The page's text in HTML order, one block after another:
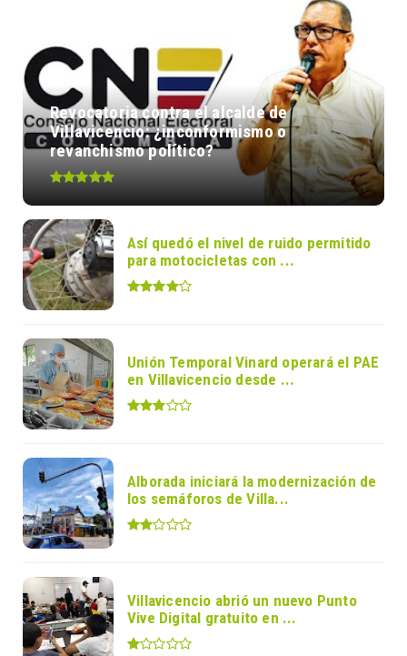
Revocatoria contra el alcalde de
Villavicencio: ¿inconformismo o
revanchismo político?
Así quedó el nivel de ruido permitido
para motocicletas con ...
Unión Temporal Vinard operará el PAE
en Villavicencio desde ...
Alborada iniciará la modernización de
los semáforos de Villa...
Villavicencio abrió un nuevo Punto
Vive Digital gratuito en ...